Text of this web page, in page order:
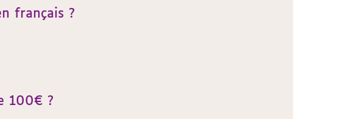
français ?
100€ ?